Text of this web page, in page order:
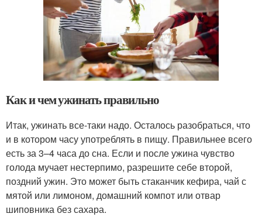
Как и чем ужинать правильно
Итак, ужинать все-таки надо. Осталось разобраться, что
и в котором часу употреблять в пищу. Правильнее всего
есть за 3–4 часа до сна. Если и после ужина чувство
голода мучает нестерпимо, разрешите себе второй,
поздний ужин. Это может быть стаканчик кефира, чай с
мятой или лимоном, домашний компот или отвар
шиповника без сахара.